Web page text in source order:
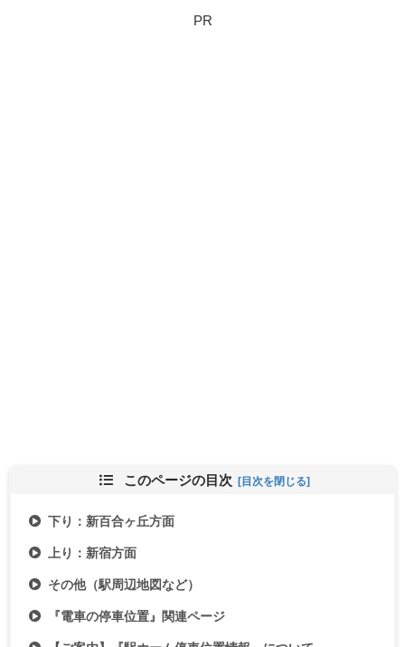
PR
このページの目次
下り：新百合ヶ丘方面
上り：新宿方面
その他（駅周辺地図など）
『電車の停車位置』関連ページ